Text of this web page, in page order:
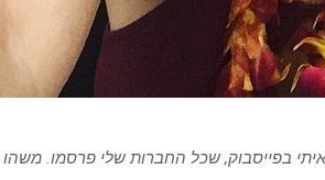
בפייסבוק, שכל החברות שלי פרסמו.